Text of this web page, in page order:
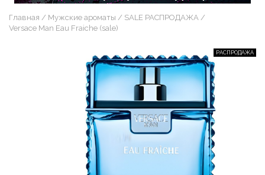
Главная Мужские ароматы
SALE РАСПРОДАЖА
Versace Man Eau Fraiche (sale)
РАСПРОДАЖА